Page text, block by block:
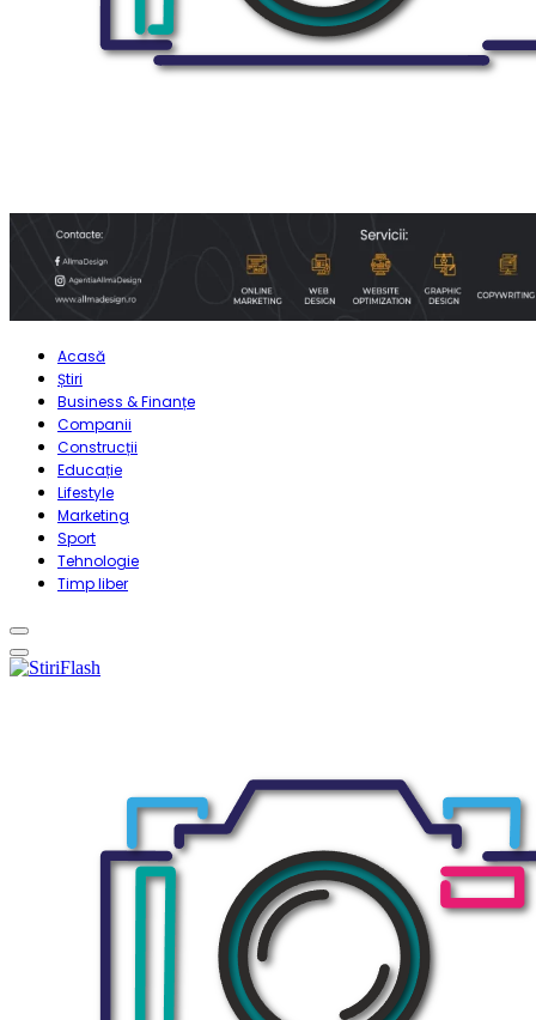
Acasă
Știri
Business & Finanțe
Companii
Construcții
Educație
Lifestyle
Marketing
Sport
Tehnologie
Timp liber